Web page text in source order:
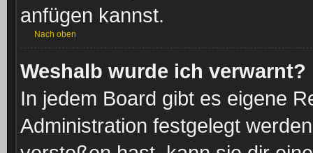
anfügen kannst.
Nach oben
Weshalb wurde ich verwarnt?
In jedem Board gibt es eigene
Administration festgelegt